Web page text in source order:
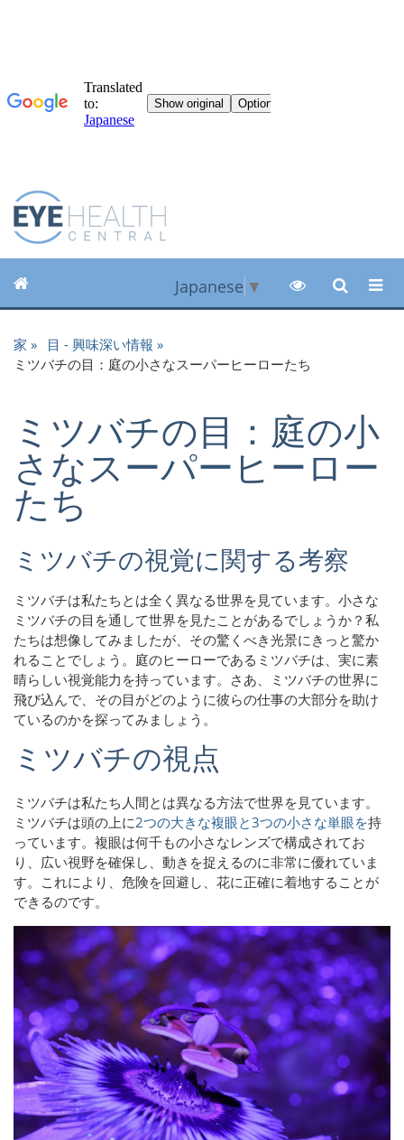
Japanese ▼
家
目 - 興味深い情報
ミツバチの目：庭の小さなスーパーヒーローたち
ミツバチの目：庭の小
さなスーパーヒーロー
たち
ミツバチの視覚に関する考察
ミツバチは私たちとは全く異なる世界を見ています。小さな
ミツバチの目を通して世界を見たことがあるでしょうか？私
たちは想像してみましたが、その驚くべき光景にきっと驚か
れることでしょう。庭のヒーローであるミツバチは、実に素
晴らしい視覚能力を持っています。さあ、ミツバチの世界に
飛び込んで、その目がどのように彼らの仕事の大部分を助け
ているのかを探ってみましょう。
ミツバチの視点
ミツバチは私たち人間とは異なる方法で世界を見ています。
ミツバチは頭の上に2つの大きな複眼と3つの小さな単眼を持
っています。複眼は何千もの小さなレンズで構成されてお
り、広い視野を確保し、動きを捉えるのに非常に優れていま
す。これにより、危険を回避し、花に正確に着地することが
できるのです。